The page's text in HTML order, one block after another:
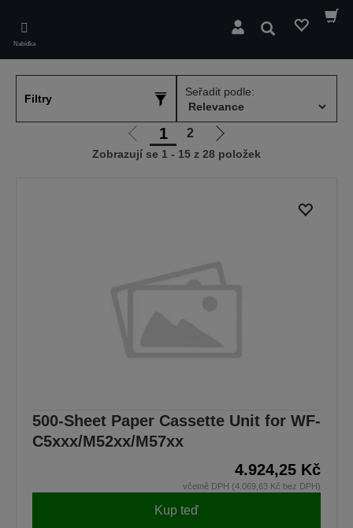
main
content
Nabídka
Hledat
Filtry
Seřadit podle:
Jít
na
1 2
Jít
na
Zobrazují se 1 - 15 z 28 položek
500-Sheet Paper Cassette Unit for WF-
C5xxx/M52xx/M57xx
4.924,25 Kč
včetně DPH (4.069,63 Kč bez DPH)
Kup teď